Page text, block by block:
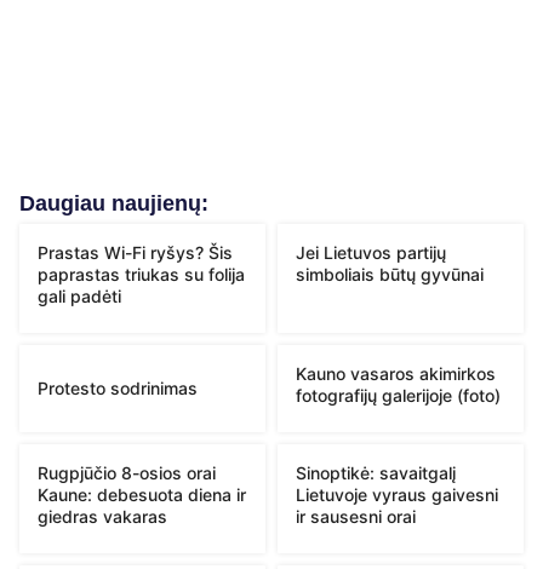
Daugiau naujienų:
Prastas Wi-Fi ryšys? Šis
paprastas triukas su folija
gali padėti
Jei Lietuvos partijų
simboliais būtų gyvūnai
Protesto sodrinimas
Kauno vasaros akimirkos
fotografijų galerijoje (foto)
Rugpjūčio 8-osios orai
Kaune: debesuota diena ir
giedras vakaras
Sinoptikė: savaitgalį
Lietuvoje vyraus gaivesni
ir sausesni orai